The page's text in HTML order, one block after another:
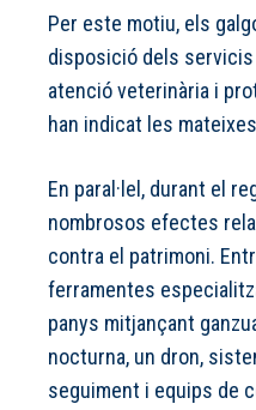
Per este motiu, els
disposició dels
atenció veterinària i
han indicat les
En paral·lel, durant el
nombrosos efectes
contra el patrimoni.
ferramentes
panys mitjançant
nocturna, un dron,
seguiment i equips de